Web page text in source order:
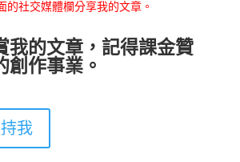
的社交媒體欄分享我的文章。
我的文章，記得課金贊
創作事業。
我